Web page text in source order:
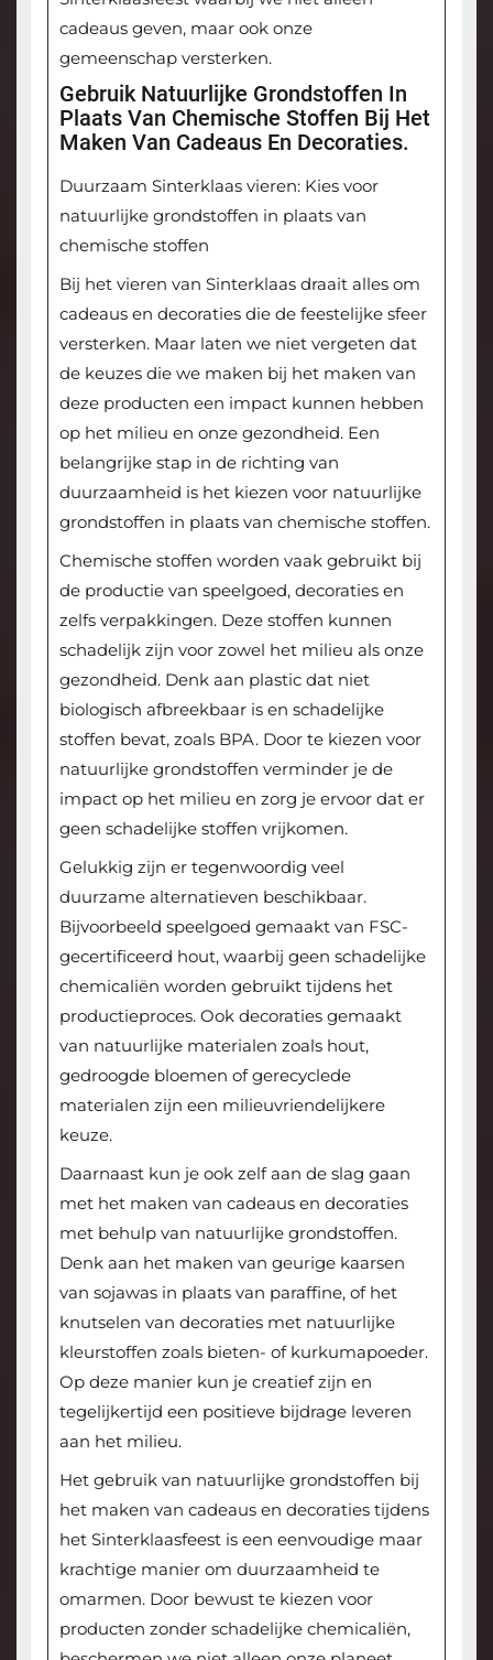
cadeaus geven, maar ook onze
gemeenschap versterken.
Gebruik Natuurlijke Grondstoffen In
Plaats Van Chemische Stoffen Bij Het
Maken Van Cadeaus En Decoraties.
Duurzaam Sinterklaas vieren: Kies voor
natuurlijke grondstoffen in plaats van
chemische stoffen
Bij het vieren van Sinterklaas draait alles om
cadeaus en decoraties die de feestelijke sfeer
versterken. Maar laten we niet vergeten dat
de keuzes die we maken bij het maken van
deze producten een impact kunnen hebben
op het milieu en onze gezondheid. Een
belangrijke stap in de richting van
duurzaamheid is het kiezen voor natuurlijke
grondstoffen in plaats van chemische stoffen.
Chemische stoffen worden vaak gebruikt bij
de productie van speelgoed, decoraties en
zelfs verpakkingen. Deze stoffen kunnen
schadelijk zijn voor zowel het milieu als onze
gezondheid. Denk aan plastic dat niet
biologisch afbreekbaar is en schadelijke
stoffen bevat, zoals BPA. Door te kiezen voor
natuurlijke grondstoffen verminder je de
impact op het milieu en zorg je ervoor dat er
geen schadelijke stoffen vrijkomen.
Gelukkig zijn er tegenwoordig veel
duurzame alternatieven beschikbaar.
Bijvoorbeeld speelgoed gemaakt van FSC-
gecertificeerd hout, waarbij geen schadelijke
chemicaliën worden gebruikt tijdens het
productieproces. Ook decoraties gemaakt
van natuurlijke materialen zoals hout,
gedroogde bloemen of gerecyclede
materialen zijn een milieuvriendelijkere
keuze.
Daarnaast kun je ook zelf aan de slag gaan
met het maken van cadeaus en decoraties
met behulp van natuurlijke grondstoffen.
Denk aan het maken van geurige kaarsen
van sojawas in plaats van paraffine, of het
knutselen van decoraties met natuurlijke
kleurstoffen zoals bieten- of kurkumapoeder.
Op deze manier kun je creatief zijn en
tegelijkertijd een positieve bijdrage leveren
aan het milieu.
Het gebruik van natuurlijke grondstoffen bij
het maken van cadeaus en decoraties tijdens
het Sinterklaasfeest is een eenvoudige maar
krachtige manier om duurzaamheid te
omarmen. Door bewust te kiezen voor
producten zonder schadelijke chemicaliën,